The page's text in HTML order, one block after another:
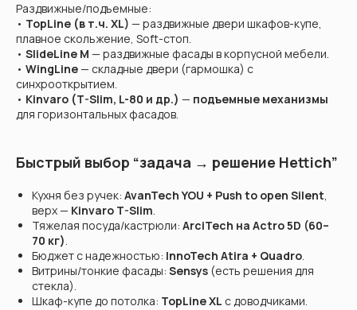
Раздвижные/подъемные:
• TopLine (в т.ч. XL) — раздвижные двери шкафов-купе,
плавное скольжение, Soft-стоп.
• SlideLine M — раздвижные фасады в корпусной мебели.
• WingLine— складные двери (гармошка) с
синхрооткрытием.
• Kinvaro (T-Slim, L-80 и др.) — подъемные механизмы
для горизонтальных фасадов.
Быстрый выбор “задача → решение Hettich”
Кухня без ручек: AvanTech YOU + Push to open Silent,
верх — Kinvaro T-Slim.
Тяжелая посуда/кастрюли: ArciTech на Actro 5D (60–
70 кг).
Бюджет с надежностью: InnoTech Atira + Quadro.
Витрины/тонкие фасады: Sensys (есть решения для
стекла).
Шкаф-купе до потолка: TopLine XL с доводчиками.